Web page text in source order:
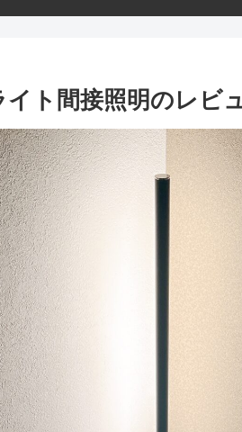
ト間接照明のレビ